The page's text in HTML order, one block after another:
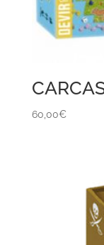
60,00€